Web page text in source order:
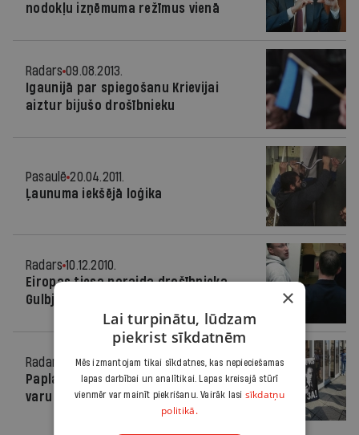
nodokļu izņēmuma režīmus vienā
Radars 09.08.2013.
Igaunijā par spiegošanu Krievijai
aiztur bijušo drošībnieku
Pasaulē 20.04.2011.
Ļaunuma iekšējā loģika
Radars 10.12.2010.
Eiropas tiesa noraida drošībnieka
Gulbja prasību
Radars
16.07.2010.
Paplašina Krievijas drošības dienesta
varu
×
Lai turpinātu, lūdzam
piekrist sīkdatnēm
Mēs izmantojam tikai sīkdatnes, kas nepieciešamas
lapas darbībai un analītikai. Lapas kreisajā stūrī
vienmēr var mainīt piekrišanu. Vairāk lasi sīkdatņu
politikā.